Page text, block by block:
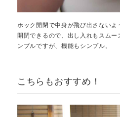
ホック開閉で中身が飛び出さない
開閉できるので、出し入れもスム
ンプルですが、機能もシンプル。
こちらもおすすめ！